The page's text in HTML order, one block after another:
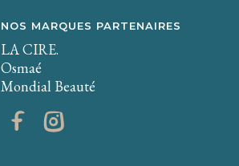
NOS MARQUES PARTENAIRES
LA CIRE.
Osmaé
Mondial Beauté